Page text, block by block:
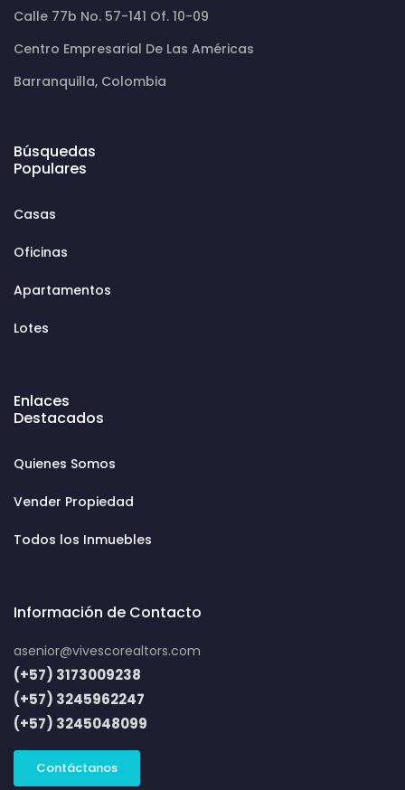
Calle 77b No. 57-141 Of. 10-09
Centro Empresarial De Las Américas
Barranquilla, Colombia
Búsquedas
Populares
Casas
Oficinas
Apartamentos
Lotes
Enlaces
Destacados
Quienes Somos
Vender Propiedad
Todos los Inmuebles
Información de Contacto
asenior@vivescorealtors.com
(+57) 3173009238
(+57) 3245962247
(+57) 3245048099
Contáctanos